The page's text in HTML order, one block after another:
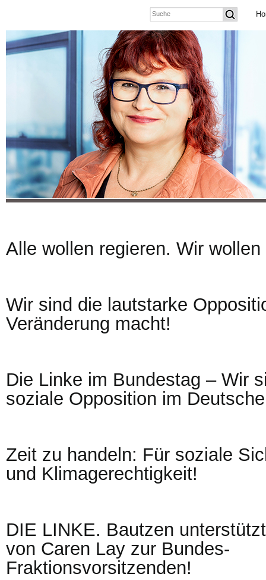
Alle wollen regieren. Wir
Wir sind die lautstarke
Veränderung macht!
Die Linke im Bundestag – Wir
soziale Opposition im
Zeit zu handeln: Für soziale
und Klimagerechtigkeit!
DIE LINKE. Bautzen
von Caren Lay zur Bundes-
Fraktionsvorsitzenden!